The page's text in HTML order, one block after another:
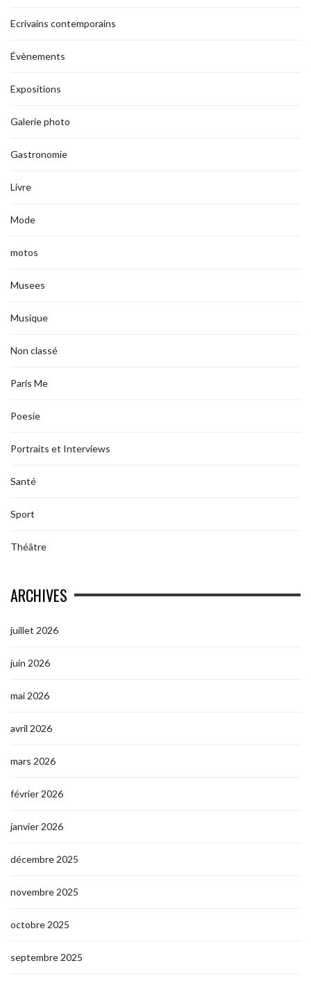
Ecrivains contemporains
Évènements
Expositions
Galerie photo
Gastronomie
Livre
Mode
motos
Musees
Musique
Non classé
Paris Me
Poesie
Portraits et Interviews
Santé
Sport
Théâtre
ARCHIVES
juillet 2026
juin 2026
mai 2026
avril 2026
mars 2026
février 2026
janvier 2026
décembre 2025
novembre 2025
octobre 2025
septembre 2025